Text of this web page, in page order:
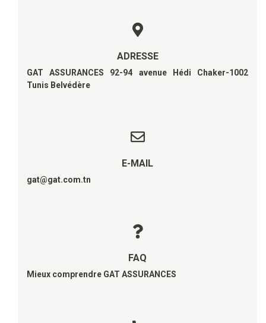
ADRESSE
GAT ASSURANCES 92-94 avenue Hédi Chaker-1002
Tunis Belvédère
E-MAIL
gat@gat.com.tn
FAQ
Mieux comprendre GAT ASSURANCES